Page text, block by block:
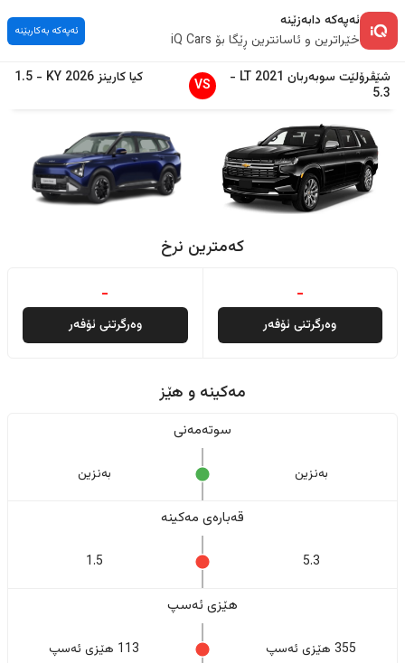
ئەپەکە دابەزێنە
خێراترین و ئاسانترین ڕێگا بۆ iQ Cars
ئەپەکە بەکاربێنە
شێڤرۆلێت سوبەربان 2021
LT
-
5.3
VS کیاکارینز2026
KY
-
1.5
کەمترین نرخ
-
وەرگرتنی ئۆفەر
-
وەرگرتنی ئۆفەر
مەکینە و هێز
سوتەمەنی
بەنزین بەنزین
قەبارەی مەکینە
5.3
1.5
هێزی ئەسپ
355 هێزی ئەسپ 113 هێزی ئەسپ